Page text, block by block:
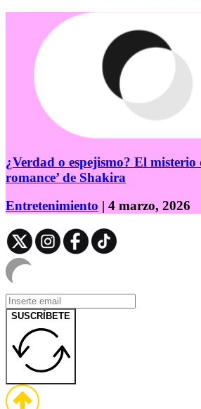
¿Verdad o espejismo? El misterio
romance’ de Shakira
Entretenimiento | 4 marzo, 2026
SUSCRÍBETE